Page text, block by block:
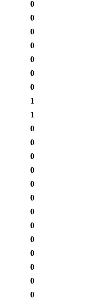
0
0
0
0
0
0
0
1
1
0
0
0
0
0
0
0
0
0
0
0
0
0